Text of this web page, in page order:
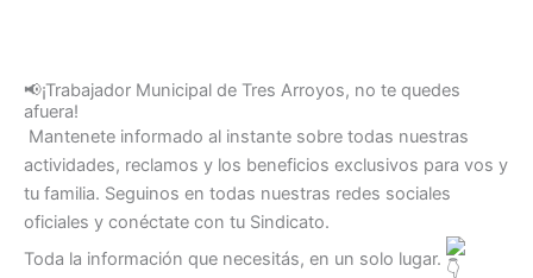
📢¡Trabajador Municipal de Tres Arroyos, no te quedes
afuera!
Mantenete informado al instante sobre todas nuestras
actividades, reclamos y los beneficios exclusivos para vos y
tu familia. Seguinos en todas nuestras redes sociales
oficiales y conéctate con tu Sindicato.
Toda la información que necesitás, en un solo lugar.